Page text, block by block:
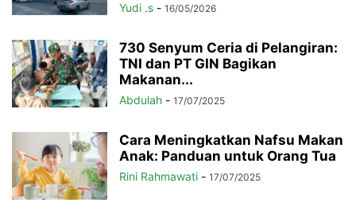
Yudi .s - 16/05/2026
730 Senyum Ceria di Pelangiran:
TNI dan PT GIN Bagikan
Makanan...
Abdulah - 17/07/2025
Cara Meningkatkan Nafsu Makan
Anak: Panduan untuk Orang Tua
Rini Rahmawati - 17/07/2025